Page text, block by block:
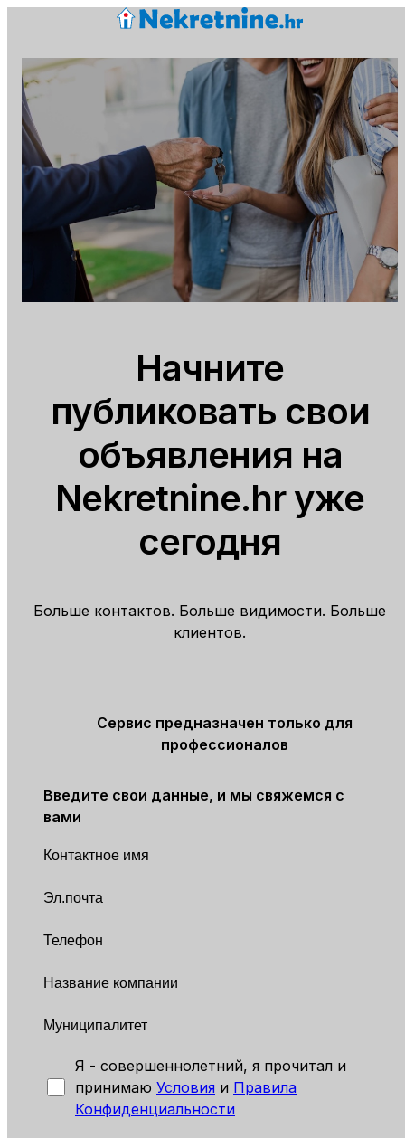
Начните
публиковать свои
объявления на
Nekretnine.hr уже
сегодня
Больше контактов. Больше видимости. Больше
клиентов.
Сервис предназначен только для
профессионалов
Введите свои данные, и мы свяжемся с
вами
Я - совершеннолетний, я прочитал и
принимаю Условия и Правила
Конфиденциальности